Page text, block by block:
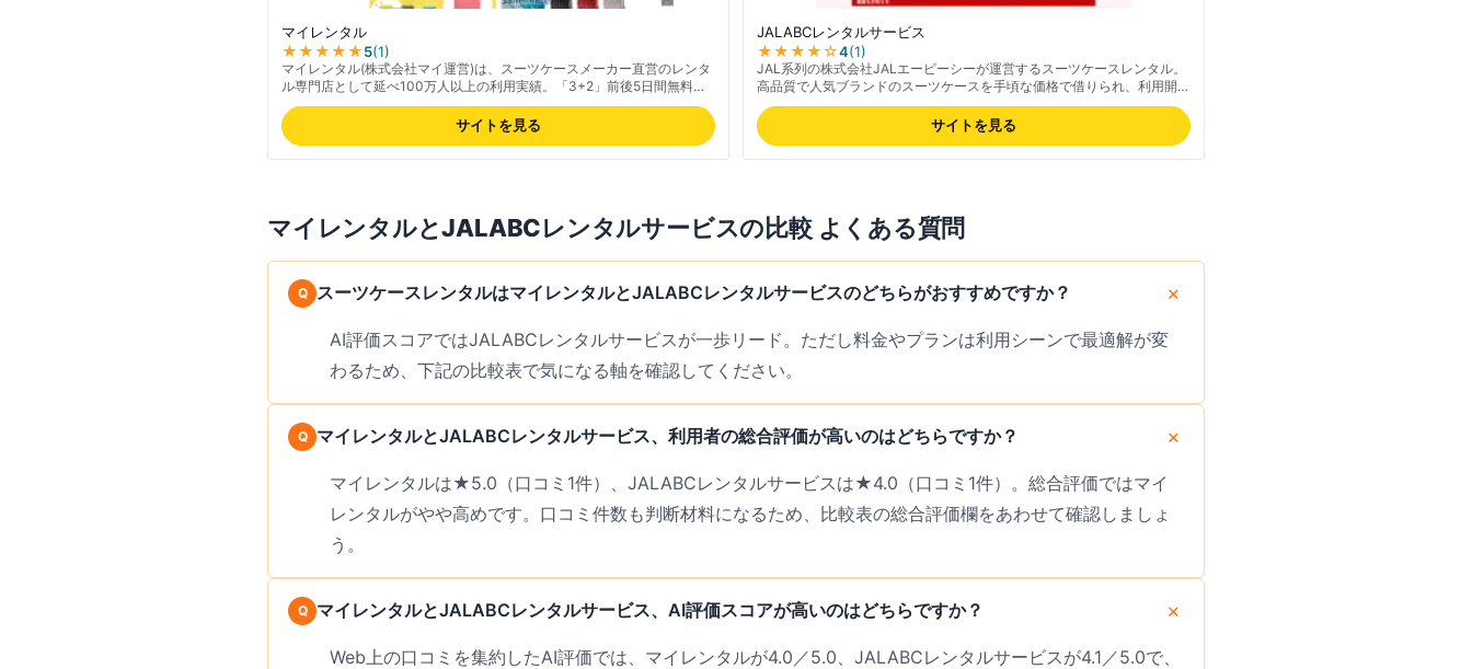
マイレンタル
★★★★★5(1)
マイレンタル(株式会社マイ運営)は、スーツケースメーカー直営のレンタ
ル専門店として延べ100万人以上の利用実績。「3+2」前後5日間無料の
柔軟なレンタル期間設定で、修学旅行・社員旅行など大量発注にも対応で
きる豊富な在庫が強み。メーカー直送のきれいな商品と過失なしの破損保
証は安心感が高い。往復送料が必要で総額はやや高めとの指摘もあるが、
品質と信頼性に定評。最新の料金は公式サイトでご確認ください。
サイトを見る
JALABCレンタルサービス
★★★★☆4(1)
JAL系列の株式会社JALエービーシーが運営するスーツケースレンタル。
高品質で人気ブランドのスーツケースを手頃な価格で借りられ、利用開始
日の2日前に自宅へ配送、返却時も全国往復送料無料。安心補償(/個)・ラ
ゲッジチェッカー(/個)などオプションも充実、JAL利用者には特に安心の
老舗サービス。最新の料金は公式サイトでご確認ください。
サイトを見る
マイレンタルとJALABCレンタルサービスの比較 よくある質問
スーツケースレンタルはマイレンタルとJALABCレンタルサービスのどちらがおすすめですか？
AI評価スコアではJALABCレンタルサービスが一歩リード。ただし料金やプランは利用シーンで最適解が変
わるため、下記の比較表で気になる軸を確認してください。
マイレンタルとJALABCレンタルサービス、利用者の総合評価が高いのはどちらですか？
マイレンタルは★5.0（口コミ1件）、JALABCレンタルサービスは★4.0（口コミ1件）。総合評価ではマイ
レンタルがやや高めです。口コミ件数も判断材料になるため、比較表の総合評価欄をあわせて確認しましょ
う。
マイレンタルとJALABCレンタルサービス、AI評価スコアが高いのはどちらですか？
Web上の口コミを集約したAI評価では、マイレンタルが4.0／5.0、JALABCレンタルサービスが4.1／5.0で、